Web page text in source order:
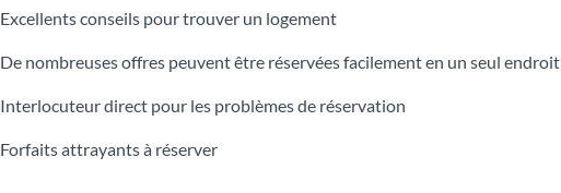
Excellents conseils pour trouver un logement
De nombreuses offres peuvent être réservées facilement en un seul endroit
Interlocuteur direct pour les problèmes de réservation
Forfaits attrayants à réserver